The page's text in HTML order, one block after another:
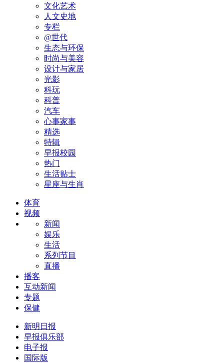
文化艺术
人文史地
专栏
@世代
生态与环保
时尚与美容
设计与家居
光影
科玩
科普
汽车
心事家事
精选
特辑
早报校园
热门
生活贴士
星座与生肖
体育
视频
新闻
娱乐
生活
系列节目
直播
播客
互动新闻
专题
保健
新明日报
早报俱乐部
电子报
国际版